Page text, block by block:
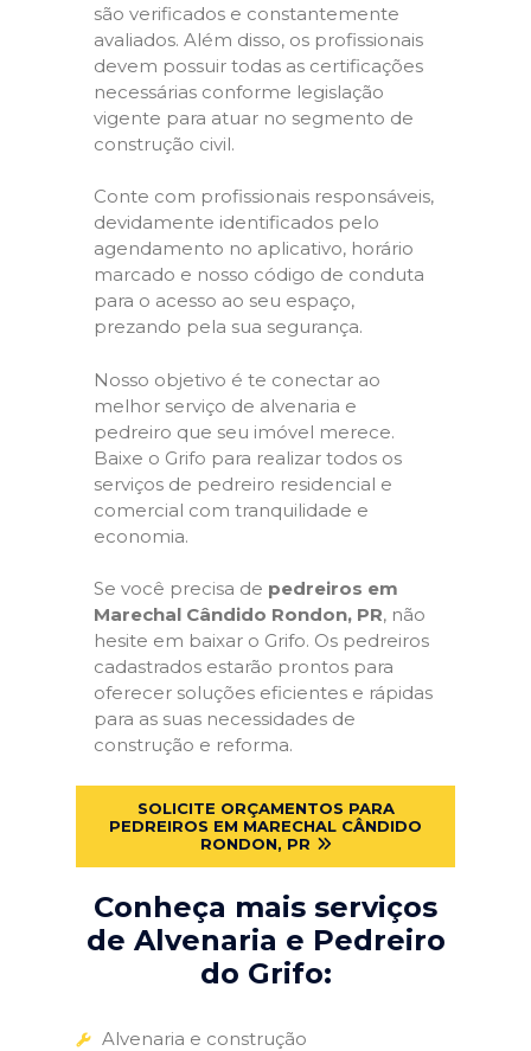
são verificados e constantemente
avaliados. Além disso, os profissionais
devem possuir todas as certificações
necessárias conforme legislação
vigente para atuar no segmento de
construção civil.
Conte com profissionais responsáveis,
devidamente identificados pelo
agendamento no aplicativo, horário
marcado e nosso código de conduta
para o acesso ao seu espaço,
prezando pela sua segurança.
Nosso objetivo é te conectar ao
melhor serviço de alvenaria e
pedreiro que seu imóvel merece.
Baixe o Grifo para realizar todos os
serviços de pedreiro residencial e
comercial com tranquilidade e
economia.
Se você precisa de pedreiros em
Marechal Cândido Rondon, PR, não
hesite em baixar o Grifo. Os pedreiros
cadastrados estarão prontos para
oferecer soluções eficientes e rápidas
para as suas necessidades de
construção e reforma.
SOLICITE ORÇAMENTOS PARA
PEDREIROS EM MARECHAL CÂNDIDO
RONDON, PR
Conheça mais serviços
de Alvenaria e Pedreiro
do Grifo:
Alvenaria e construção